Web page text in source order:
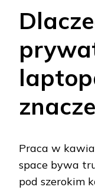
Praca w
space bywa
pod szerokim